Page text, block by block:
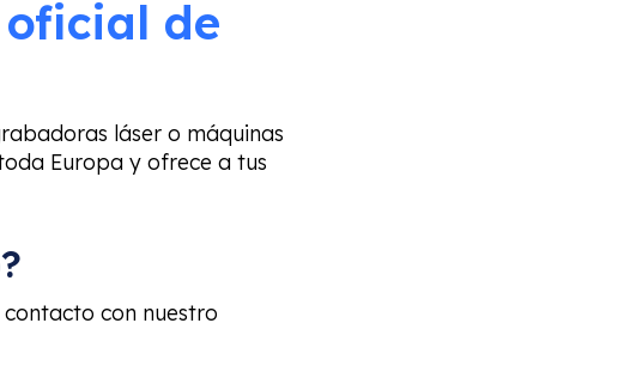
de
láser o máquinas
Europa y ofrece a tus
con nuestro